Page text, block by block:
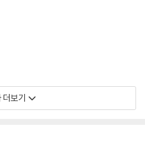
담 북 마트에서 열린 드로잉전을 시
러리에서, 2002년에는 앤디 워홀 미
는 카르티에 재단의 주최로 패티 스
전이 파리에서 열렸다. 『제7의 천국
권의 시집을 펴냈다. 2005년에는 프
『저스트 키즈』의 영화 시나리오 각
이 선정한 ‘세계에서 가장 영향력 있는
더보기